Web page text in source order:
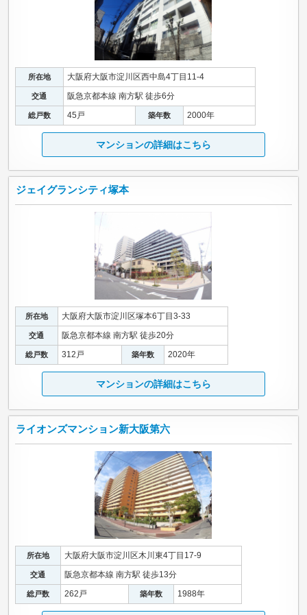
所在地 大阪府大阪市淀川区西中島4丁目11-4
交通 阪急京都本線 南方駅 徒歩6分
総戸数 45戸 築年数 2000年
マンションの詳細はこちら
ジェイグランシティ塚本
所在地 大阪府大阪市淀川区塚本6丁目3-33
交通 阪急京都本線 南方駅 徒歩20分
総戸数 312戸 築年数 2020年
マンションの詳細はこちら
ライオンズマンション新大阪第六
所在地 大阪府大阪市淀川区木川東4丁目17-9
交通 阪急京都本線 南方駅 徒歩13分
総戸数 262戸 築年数 1988年